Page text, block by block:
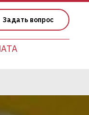
Задать вопрос